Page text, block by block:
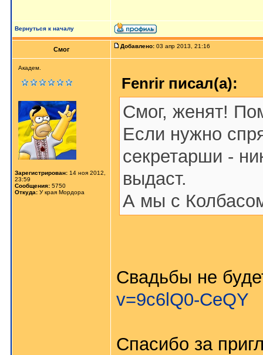
Вернуться к началу
Смог Добавлено: 03 апр 2013, 21:16
Академ.
Зарегистрирован: 14 ноя 2012,
23:59
Сообщения: 5750
Откуда: У края Мордора
Fenrir писал(а):
Смог, женят!
Если нужно
секретарши -
выдаст.
А мы с
Свадьбы не
v=9c6lQ0-CeQY
Спасибо за